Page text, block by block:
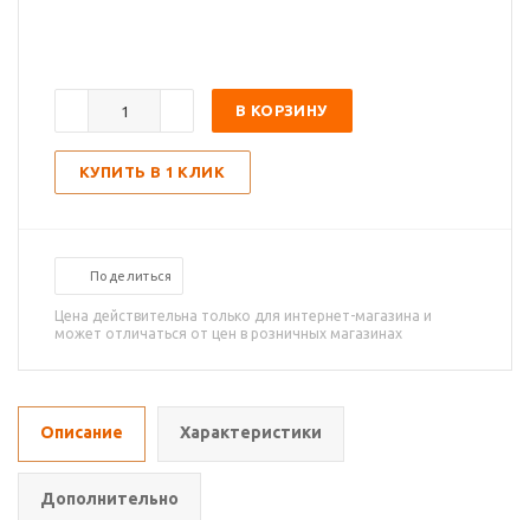
В КОРЗИНУ
КУПИТЬ В 1 КЛИК
Поделиться
Цена действительна только для интернет-магазина и
может отличаться от цен в розничных магазинах
Описание Характеристики
Дополнительно